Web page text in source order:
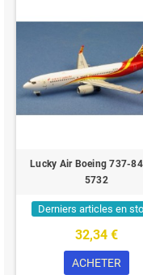
Lucky Air Boeing 737-
5732
Derniers articles en
32,34 €
ACHETER